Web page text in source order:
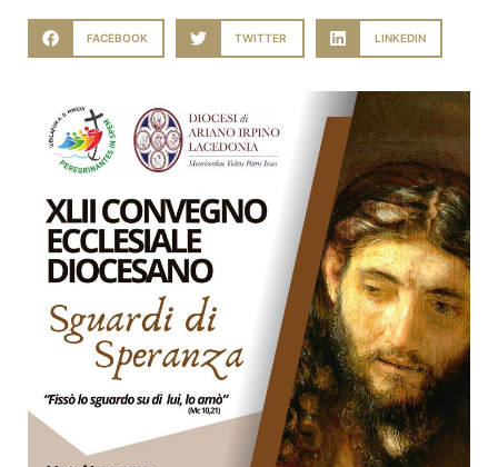
FACEBOOK TWITTER LINKEDIN